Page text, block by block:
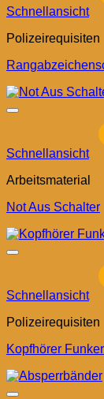
Schnellansicht
Polizeirequisiten
Schnellansicht
Arbeitsmaterial
Not Aus Schalter
Schnellansicht
Polizeirequisiten
Kopfhörer Funker